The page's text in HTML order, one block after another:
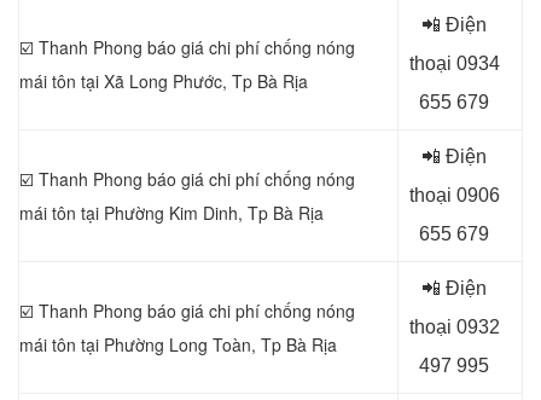
☑️ Thanh Phong báo giá chi phí chống nóng
mái tôn tại Xã Long Phước, Tp Bà Rịa
📲 Điện
thoại 0934
655 679
☑️ Thanh Phong báo giá chi phí chống nóng
mái tôn tại Phường Kim Dinh, Tp Bà Rịa
📲 Điện
thoại 0906
655 679
☑️ Thanh Phong báo giá chi phí chống nóng
mái tôn tại Phường Long Toàn, Tp Bà Rịa
📲 Điện
thoại 0932
497 995